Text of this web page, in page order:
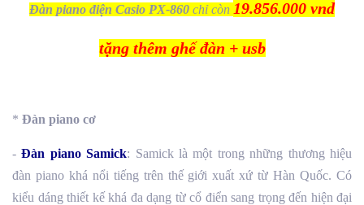
Đàn piano điện Casio PX-860 chỉ còn 19.856.000 vnd
tặng thêm ghế đàn + usb
* Đàn piano cơ
-Đàn piano Samick: Samick là một trong những thương hiệu
đàn piano khá nổi tiếng trên thế giới xuất xứ từ Hàn Quốc. Có
kiểu dáng thiết kế khá đa dạng từ cổ điển sang trọng đến hiện đại